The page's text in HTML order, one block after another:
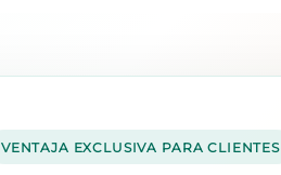
VENTAJA EXCLUSIVA PARA CLIENTES